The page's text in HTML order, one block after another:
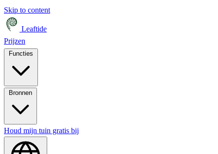
Skip to content
Leaftide
Prijzen
Houd mijn tuin gratis bij